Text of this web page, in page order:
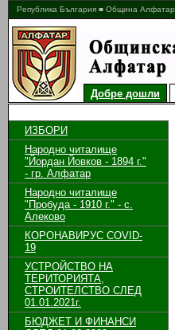
Република България ■ Община Алфатар
Добре дошли
ИЗБОРИ
Народно читалище
"Йордан Йовков - 1894 г."
- гр. Алфатар
Народно читалище
"Пробуда - 1910 г." - с.
Алеково
КОРОНАВИРУС COVID-
19
УСТРОЙСТВО НА
ТЕРИТОРИЯТА,
СТРОИТЕЛСТВО СЛЕД
01.01.2021г.
БЮДЖЕТ И ФИНАНСИ